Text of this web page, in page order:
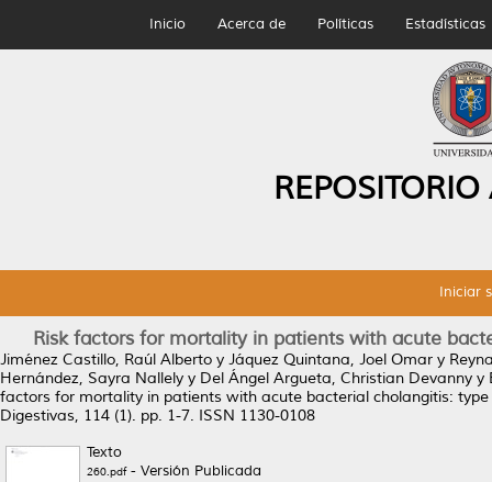
Inicio Acerca de Políticas Estadísticas
Iniciar
Risk factors for mortality in patients with acute
Jiménez Castillo, Raúl Alberto y Jáquez Quintana, Joel Omar y
Hernández, Sayra Nallely y Del Ángel Argueta, Christian Devanny y
factors for mortality in patients with acute bacterial cholangitis:
Digestivas, 114 (1). pp. 1-7. ISSN 1130-0108
Texto
260.pdf- Versión Publicada